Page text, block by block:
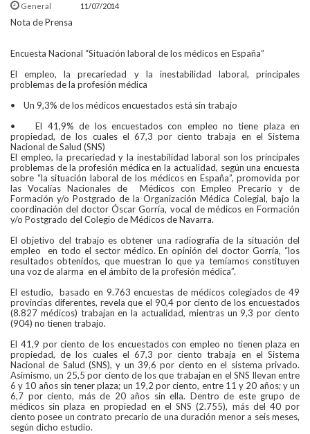
General 11/07/2014
Nota de Prensa
Encuesta Nacional “Situación laboral de los médicos en España”
El empleo, la precariedad y la inestabilidad laboral, principales
problemas de la profesión médica
• Un 9,3% de los médicos encuestados está sin trabajo
• El 41,9% de los encuestados con empleo no tiene plaza en
propiedad, de los cuales el 67,3 por ciento trabaja en el Sistema
Nacional de Salud (SNS)
El empleo, la precariedad y la inestabilidad laboral son los principales
problemas de la profesión médica en la actualidad, según una encuesta
sobre “la situación laboral de los médicos en España”, promovida por
las Vocalías Nacionales de Médicos con Empleo Precario y de
Formación y/o Postgrado de la Organización Médica Colegial, bajo la
coordinación del doctor Óscar Gorría, vocal de médicos en Formación
y/o Postgrado del Colegio de Médicos de Navarra.
El objetivo del trabajo es obtener una radiografía de la situación del
empleo en todo el sector médico. En opinión del doctor Gorría, “los
resultados obtenidos, que muestran lo que ya temíamos constituyen
una voz de alarma en el ámbito de la profesión médica”.
El estudio, basado en 9.763 encuestas de médicos colegiados de 49
provincias diferentes, revela que el 90,4 por ciento de los encuestados
(8.827 médicos) trabajan en la actualidad, mientras un 9,3 por ciento
(904) no tienen trabajo.
El 41,9 por ciento de los encuestados con empleo no tienen plaza en
propiedad, de los cuales el 67,3 por ciento trabaja en el Sistema
Nacional de Salud (SNS), y un 39,6 por ciento en el sistema privado.
Asimismo, un 25,5 por ciento de los que trabajan en el SNS llevan entre
6 y 10 años sin tener plaza; un 19,2 por ciento, entre 11 y 20 años; y un
6,7 por ciento, más de 20 años sin ella. Dentro de este grupo de
médicos sin plaza en propiedad en el SNS (2.755), más del 40 por
ciento posee un contrato precario de una duración menor a seis meses,
según dicho estudio.